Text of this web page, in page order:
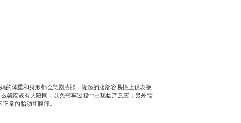
体重和身形都会急剧膨胀，隆起的腹部容易撞上仪表板
就应该有人陪同，以免驾车过程中出现临产反应；另外需
常的胎动和腹痛。